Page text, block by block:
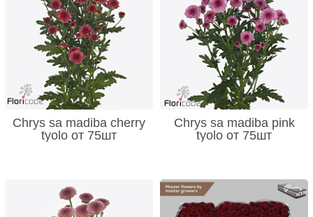
Chrys sa madiba cherry
tyolo от 75шт
Chrys sa madiba pink
tyolo от 75шт